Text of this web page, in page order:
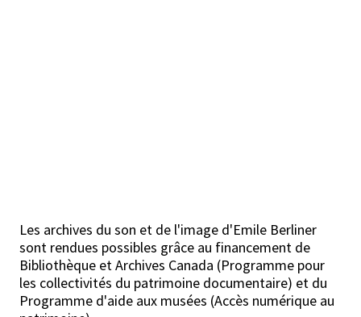
Les archives du son et de l'image d'Emile Berliner
sont rendues possibles grâce au financement de
Bibliothèque et Archives Canada (Programme pour
les collectivités du patrimoine documentaire) et du
Programme d'aide aux musées (Accès numérique au